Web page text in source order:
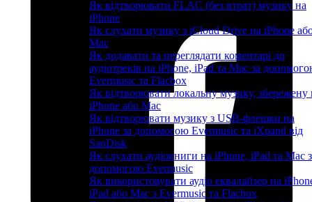
Як відтворювати FLAC (без втрат) музику на
iPhone
Як слухати музику з iCloud Drive на iPhone
Mac
Як додавати та переглядати коментарі до
аудіотреків на iPhone, iPad та Mac за
Evermusic та Flacbox
Як відтворювати локальну музику, збережену
iPhone або Mac
Як відтворювати музику з USB-флешки на
iPhone за допомогою Evermusic та iXpand від
SanDisk
Як слухати аудіокниги на iPhone, iPad та Mac
допомогою Evermusic
Як використовувати аудіо еквалайзер на
iPad або Mac з Evermusic та Flacbox